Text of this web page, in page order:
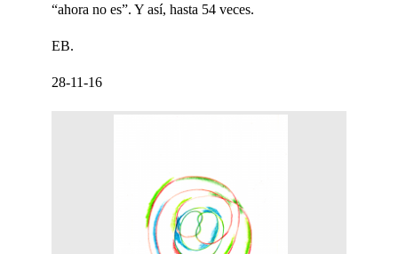
“ahora no es”. Y así, hasta 54 veces.
EB.
28-11-16